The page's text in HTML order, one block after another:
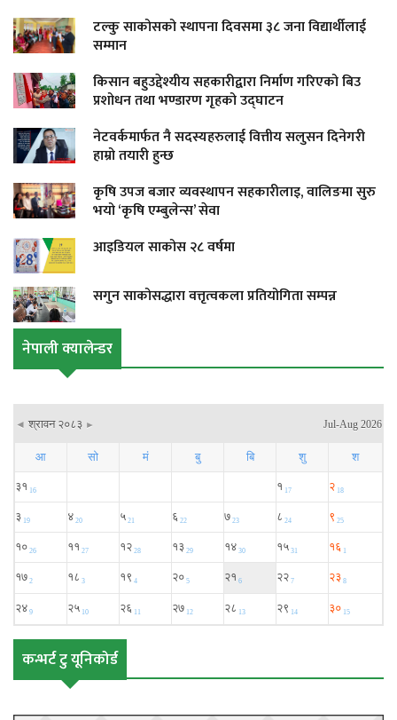
टल्कु साकोसको स्थापना दिवसमा ३८ जना विद्यार्थीलाई
सम्मान
किसान बहुउद्देश्यीय सहकारीद्वारा निर्माण गरिएको बिउ
प्रशोधन तथा भण्डारण गृहको उद्घाटन
नेटवर्कमार्फत नै सदस्यहरुलाई वित्तीय सलुसन दिनेगरी
हाम्रो तयारी हुन्छ
कृषि उपज बजार व्यवस्थापन सहकारीलाइ, वालिङमा सुरु
भयो ‘कृषि एम्बुलेन्स’ सेवा
आइडियल साकोस २८ वर्षमा
सगुन साकोसद्धारा वत्तृत्वकला प्रतियोगिता सम्पन्न
नेपाली क्यालेन्डर
कन्भर्ट टु यूनिकोर्ड